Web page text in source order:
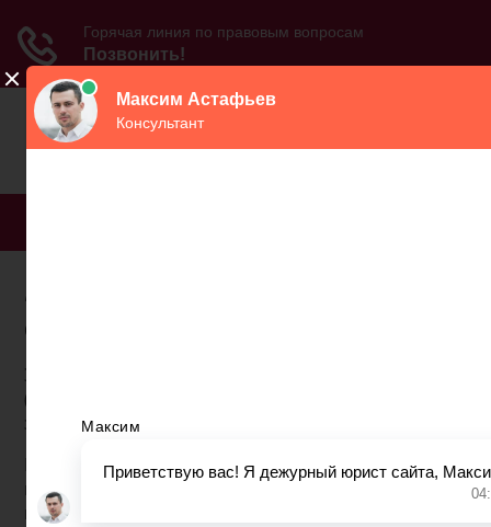
Закон о тарифах
страховых взносов в пфр
Эта сатья (часть 2) является продолжением
(начало (часть 1)) комментария изменений
законодательства о страховых взносах.
На период 2015 г. - 2022 г.установлены
пониженные тарифы страховых взносов, ставки
которых приведены ниже.